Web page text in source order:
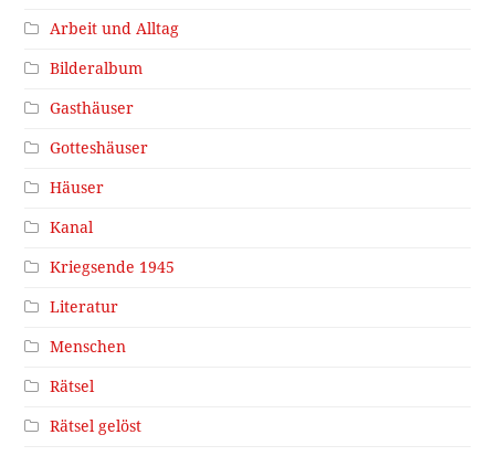
Arbeit und Alltag
Bilderalbum
Gasthäuser
Gotteshäuser
Häuser
Kanal
Kriegsende 1945
Literatur
Menschen
Rätsel
Rätsel gelöst